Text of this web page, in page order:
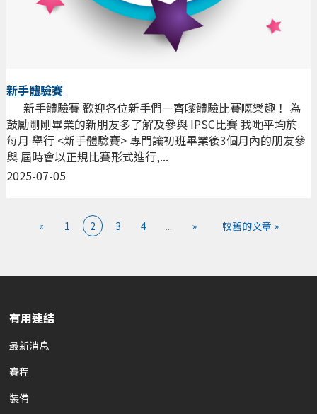
新手體驗賽
2025-07-05
新手體驗賽 歡迎各位新手們一齊嚟體驗比賽嘅樂趣！ 為
鼓勵剛剛畢業的新朋友多了解及參與 IPSC比賽 我哋平均於
每月 舉行 <新手體驗賽> 專門讓初班畢業後3個月內的朋友參
與 屆時會以正規比賽形式進行,...
« 1 2 3 4 ... » 較舊的文章 »
有用連結
最新消息
賽程
裝備